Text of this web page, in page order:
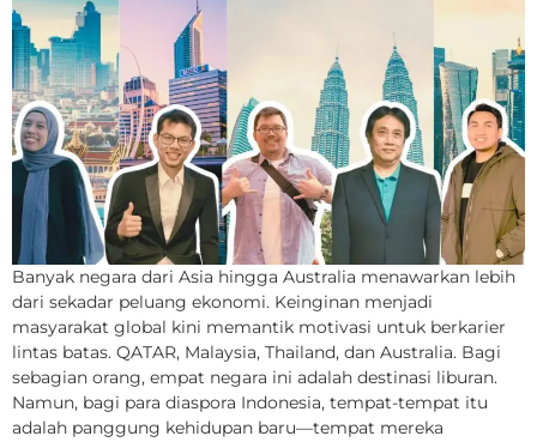
Banyak negara dari Asia hingga Australia menawarkan lebih
dari sekadar peluang ekonomi. Keinginan menjadi
masyarakat global kini memantik motivasi untuk berkarier
lintas batas. QATAR, Malaysia, Thailand, dan Australia. Bagi
sebagian orang, empat negara ini adalah destinasi liburan.
Namun, bagi para diaspora Indonesia, tempat-tempat itu
adalah panggung kehidupan baru—tempat mereka